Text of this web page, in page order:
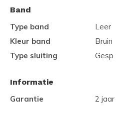
Band
Type band
Leer
Kleur band
Bruin
Type sluiting
Gesp
Informatie
Garantie
2 jaar